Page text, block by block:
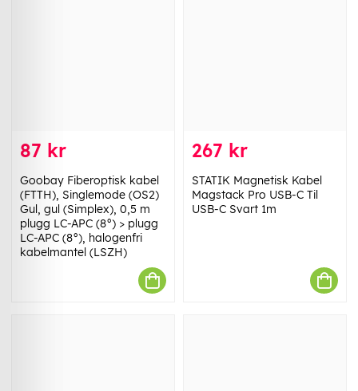
87 kr
Goobay Fiberoptisk kabel
(FTTH), Singlemode (OS2)
Gul, gul (Simplex), 0,5 m
plugg LC-APC (8°) > plugg
LC-APC (8°), halogenfri
kabelmantel (LSZH)
267 kr
STATIK Magnetisk Kabel
Magstack Pro USB-C Til
USB-C Svart 1m